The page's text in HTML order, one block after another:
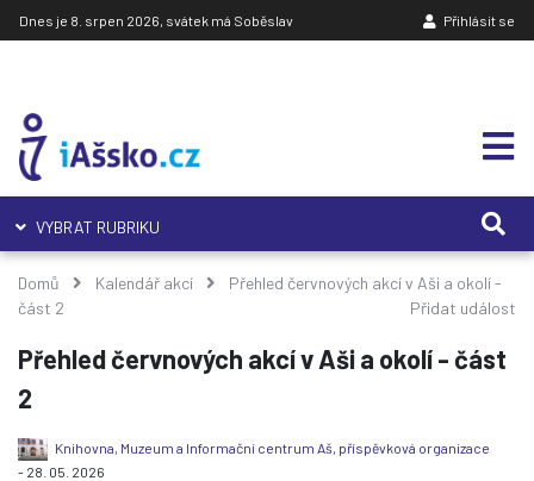
Dnes je 8. srpen 2026, svátek má Soběslav Přihlásit se
VYBRAT RUBRIKU
Domů Kalendář akcí
Přehled červnových akcí v Aši a okolí -
část 2
Přidat událost
Přehled červnových akcí v Aši a okolí - část
2
Knihovna, Muzeum a Informační centrum Aš, příspěvková organizace
- 28. 05. 2026